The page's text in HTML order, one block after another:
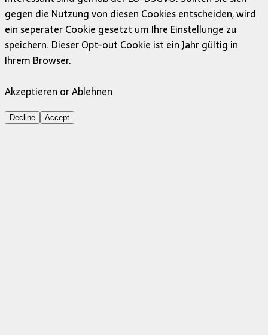
gegen die Nutzung von diesen Cookies entscheiden, wird
ein seperater Cookie gesetzt um Ihre Einstellunge zu
speichern. Dieser Opt-out Cookie ist ein Jahr gültig in
Ihrem Browser.
Akzeptieren or Ablehnen
Decline Accept